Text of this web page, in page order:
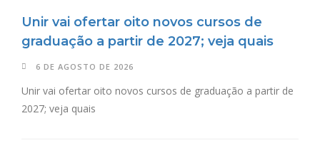
Unir vai ofertar oito novos cursos de
graduação a partir de 2027; veja quais
6 DE AGOSTO DE 2026
Unir vai ofertar oito novos cursos de graduação a partir de
2027; veja quais